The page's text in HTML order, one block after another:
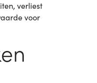
verliest
voor